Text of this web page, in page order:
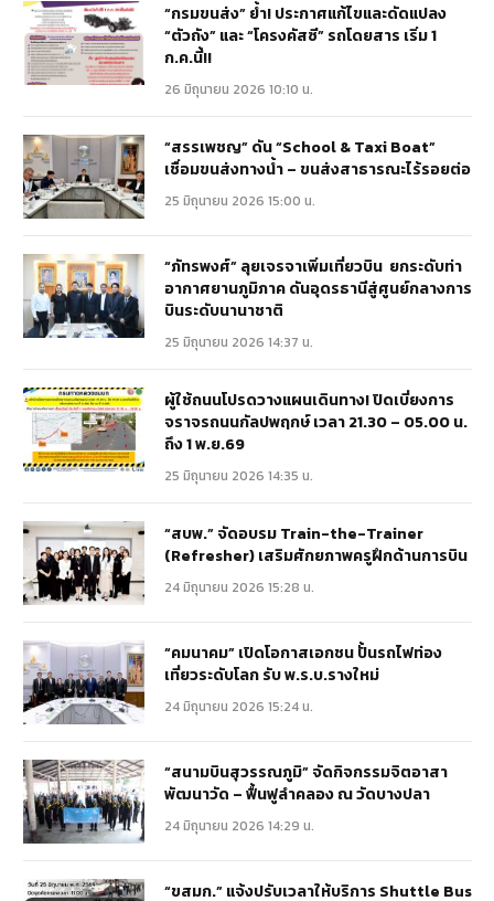
“กรมขนส่ง” ย้ำ! ประกาศแก้ไขและดัดแปลง
“ตัวถัง” และ “โครงคัสซี” รถโดยสาร เริ่ม 1
ก.ค.นี้!!
26 มิถุนายน 2026 10:10 น.
“สรรเพชญ” ดัน “School & Taxi Boat”
เชื่อมขนส่งทางน้ำ – ขนส่งสาธารณะไร้รอยต่อ
25 มิถุนายน 2026 15:00 น.
“ภัทรพงศ์” ลุยเจรจาเพิ่มเที่ยวบิน ยกระดับท่า
อากาศยานภูมิภาค ดันอุดรธานีสู่ศูนย์กลางการ
บินระดับนานาชาติ
25 มิถุนายน 2026 14:37 น.
ผู้ใช้ถนนโปรดวางแผนเดินทาง! ปิดเบี่ยงการ
จราจรถนนกัลปพฤกษ์ เวลา 21.30 – 05.00 น.
ถึง 1 พ.ย.69
25 มิถุนายน 2026 14:35 น.
“สบพ.” จัดอบรม Train-the-Trainer
(Refresher) เสริมศักยภาพครูฝึกด้านการบิน
24 มิถุนายน 2026 15:28 น.
“คมนาคม” เปิดโอกาสเอกชน ปั้นรถไฟท่อง
เที่ยวระดับโลก รับ พ.ร.บ.รางใหม่
24 มิถุนายน 2026 15:24 น.
“สนามบินสุวรรณภูมิ” จัดกิจกรรมจิตอาสา
พัฒนาวัด – ฟื้นฟูลำคลอง ณ วัดบางปลา
24 มิถุนายน 2026 14:29 น.
“ขสมก.” แจ้งปรับเวลาให้บริการ Shuttle Bus